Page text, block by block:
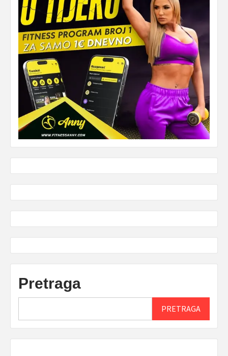
Pretraga
PRETRAGA